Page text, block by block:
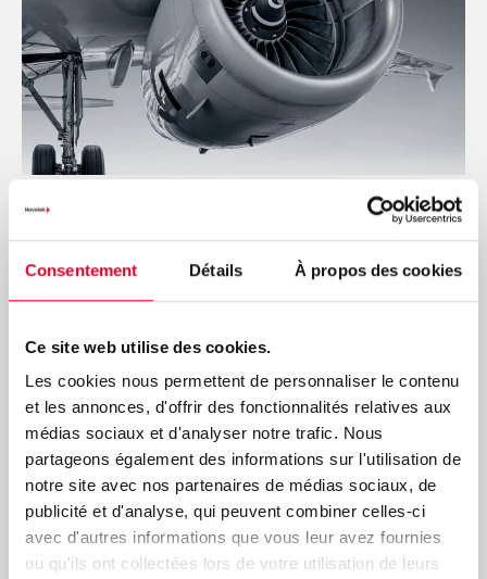
Consentement Détails À propos des cookies
Ce site web utilise des cookies.
Les cookies nous permettent de personnaliser le contenu
et les annonces, d'offrir des fonctionnalités relatives aux
médias sociaux et d'analyser notre trafic. Nous
partageons également des informations sur l'utilisation de
notre site avec nos partenaires de médias sociaux, de
publicité et d'analyse, qui peuvent combiner celles-ci
avec d'autres informations que vous leur avez fournies
ou qu'ils ont collectées lors de votre utilisation de leurs
Industries Manufacturières